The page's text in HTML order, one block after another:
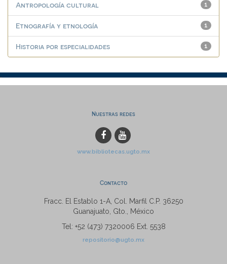
1
Antropología cultural
1
Etnografía y etnología
1
Historia por especialidades
Nuestras redes
www.bibliotecas.ugto.mx
Contacto
Fracc. El Establo 1-A, Col. Marfil C.P. 36250
Guanajuato, Gto., México
Tel: +52 (473) 7320006 Ext. 5538
repositorio@ugto.mx